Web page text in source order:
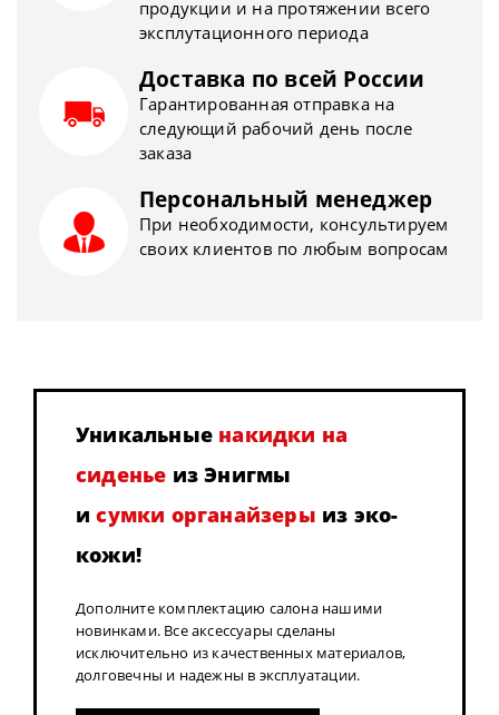
продукции и на протяжении всего
эксплутационного периода
Доставка по всей России
Гарантированная отправка на
следующий рабочий день после
заказа
Персональный менеджер
При необходимости, консультируем
своих клиентов по любым вопросам
Уникальные накидки на
сиденье из Энигмы
исумки органайзеры из эко-
кожи!
Дополните комплектацию салона нашими
новинками. Все аксессуары сделаны
исключительно из качественных материалов,
долговечны и надежны в эксплуатации.